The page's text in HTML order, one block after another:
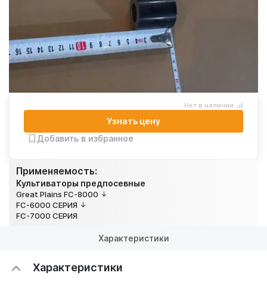
Применяемость:
Культиваторы предпосевные
Great Plains FC-8000
FC-6000 СЕРИЯ
FC-7000 СЕРИЯ
Нет в наличии
Узнать цену
Добавить в избранное
Характеристики
Характеристики